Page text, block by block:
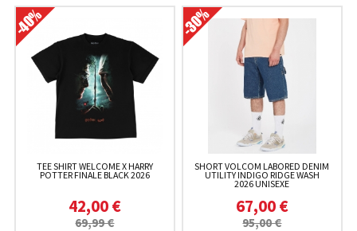
TEE SHIRT WELCOME X HARRY
POTTER FINALE BLACK 2026
42,00 €
69,99 €
SHORT VOLCOM LABORED DENIM
UTILITY INDIGO RIDGE WASH
2026 UNISEXE
67,00 €
95,00 €